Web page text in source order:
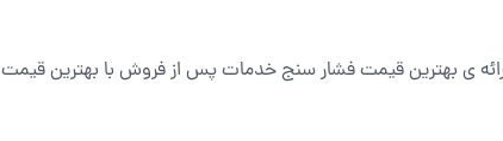
ی بهترین قیمت فشار سنج خدمات پس از فروش با بهترین قیمت